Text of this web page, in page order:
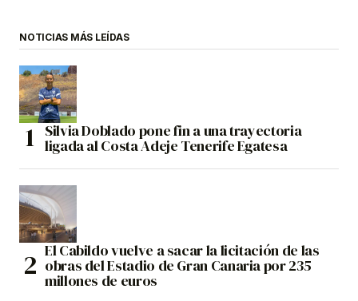
NOTICIAS MÁS LEÍDAS
Silvia Doblado pone fin a una trayectoria
ligada al Costa Adeje Tenerife Egatesa
El Cabildo vuelve a sacar la licitación de las
obras del Estadio de Gran Canaria por 235
millones de euros